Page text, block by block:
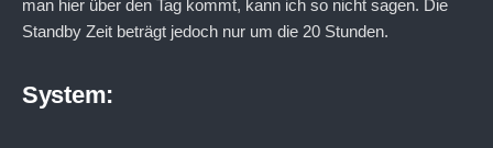
man hier über den Tag kommt, kann ich so nicht sagen. Die
Standby Zeit beträgt jedoch nur um die 20 Stunden.
System: